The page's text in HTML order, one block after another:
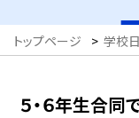
トップページ > 学校
５・６年生合同